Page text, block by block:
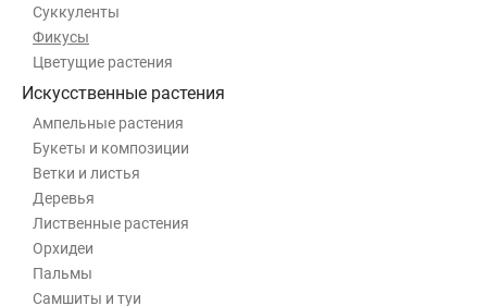
Суккуленты
Фикусы
Цветущие растения
Искусственные растения
Ампельные растения
Букеты и композиции
Ветки и листья
Деревья
Лиственные растения
Орхидеи
Пальмы
Самшиты и туи